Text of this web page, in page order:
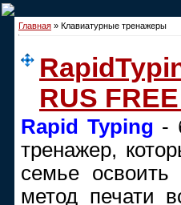
Главная » Клавиатурные тренажеры
RUS
Rapid Typing -
тренажер,
семье освоить
метод печати